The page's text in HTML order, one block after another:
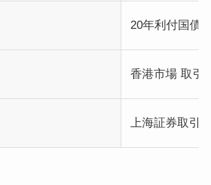
20年利付国債
香港市場 取引
上海証券取引